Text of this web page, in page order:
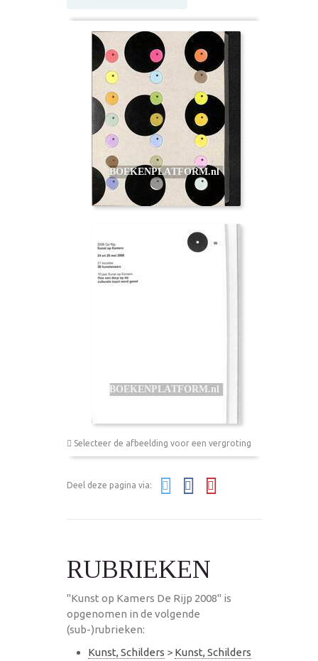
Selecteer de afbeelding voor een vergroting
Deel deze pagina via:
RUBRIEKEN
"Kunst op Kamers De Rijp 2008" is
opgenomen in de volgende
(sub-)rubrieken:
Kunst, Schilders > Kunst, Schilders